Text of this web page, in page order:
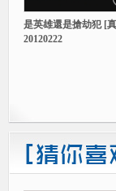
是英雄還是搶劫犯 [
20120222